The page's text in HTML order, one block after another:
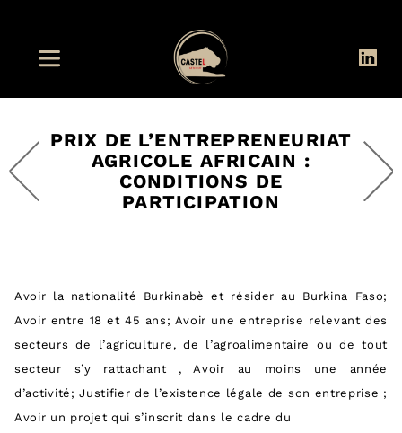
PRIX DE L’ENTREPRENEURIAT
AGRICOLE AFRICAIN :
CONDITIONS DE
PARTICIPATION
Avoir la nationalité Burkinabè et résider au Burkina Faso;
Avoir entre 18 et 45 ans; Avoir une entreprise relevant des
secteurs de l’agriculture, de l’agroalimentaire ou de tout
secteur s’y rattachant , Avoir au moins une année
d’activité; Justifier de l’existence légale de son entreprise ;
Avoir un projet qui s’inscrit dans le cadre du